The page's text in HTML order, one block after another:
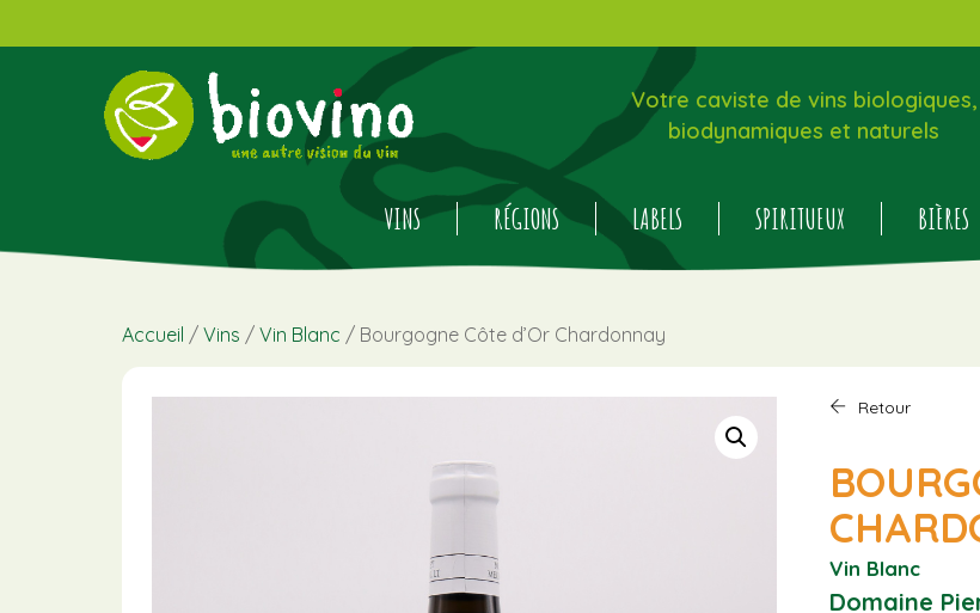
Votre caviste de vins biologiques,
biodynamiques et naturels
VINS RÉGIONS LABELS SPIRITUEUX BIÈRES
Accueil / Vins / Vin Blanc / Bourgogne Côte d’Or Chardonnay
Retour
Vin Blanc
Domaine